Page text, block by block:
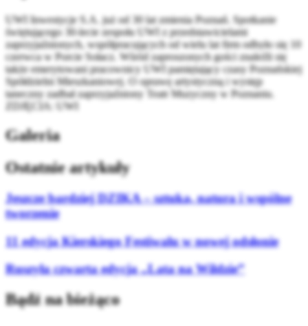
UWI Inwestycje S.A. już od 30 lat zmienia Poznań. Spotkanie
świętującego 30-lecie zespołu UWI z przedstawicielami
zaprzyjaźnionych, współpracujących od wielu lat firm odbyło się 10
czerwca w Porcie Sołacz. Wśród zaproszonych gości znaleźli się
także emerytowani pracownicy UWI pamiętający czasy Poznańskiej
Spółdzielni Mieszkaniowej. O oprawę artystyczną i występ
taneczny zadbał zaprzyjaźniony Teatr Muzyczny w Poznaniu.
ZDJĘCIA: UWI
Galeria
Ostatnie artykuły
Jeszcze bardziej DZIKA – sztuka, natura i wspólne
tworzenie
11 edycja Kierskiego Festiwalu w nowej odsłonie
Ruszyła czwarta edycja „Lata na Wildzie”
Bądź na bieżąco